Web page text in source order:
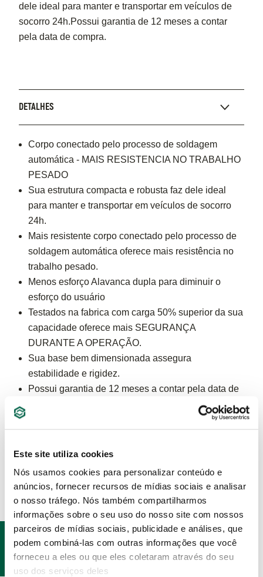
Este site utiliza cookies
Nós usamos cookies para personalizar conteúdo e
anúncios, fornecer recursos de mídias sociais e analisar
o nosso tráfego. Nós também compartilharmos
informações sobre o seu uso do nosso site com nossos
parceiros de mídias sociais, publicidade e análises, que
podem combiná-las com outras informações que você
forneceu a eles ou que eles coletaram através do seu
uso dos serviços deles
dele ideal para manter e transportar em veículos de
socorro 24h.Possui garantia de 12 meses a contar
pela data de compra.
DETALHES
Corpo conectado pelo processo de soldagem
automática - MAIS RESISTENCIA NO TRABALHO
PESADO
Sua estrutura compacta e robusta faz dele ideal
para manter e transportar em veículos de socorro
24h.
Mais resistente corpo conectado pelo processo de
soldagem automática oferece mais resistência no
trabalho pesado.
Menos esforço Alavanca dupla para diminuir o
esforço do usuário
Testados na fabrica com carga 50% superior da sua
capacidade oferece mais SEGURANÇA
DURANTE A OPERAÇÃO.
Sua base bem dimensionada assegura
estabilidade e rigidez.
Possui garantia de 12 meses a contar pela data de
ESPECIFICAÇÕES
PRODUTOS
RELACIONADOS